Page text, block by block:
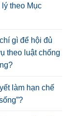
theo Mục
gì để hội đủ
theo luật chống
làm hạn chế